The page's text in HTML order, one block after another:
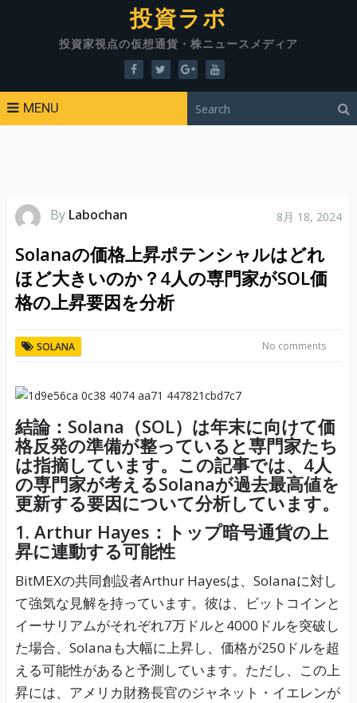
投資ラボ
投資家視点の仮想通貨・株ニュースメディア
MENU
By Labochan 8月 18, 2024
Solanaの価格上昇ポテンシャルはどれ
ほど大きいのか？4人の専門家がSOL価
格の上昇要因を分析
SOLANA No comments
結論：Solana（SOL）は年末に向けて価
格反発の準備が整っていると専門家たち
は指摘しています。この記事では、4人
の専門家が考えるSolanaが過去最高値を
更新する要因について分析しています。
1. Arthur Hayes：トップ暗号通貨の上
昇に連動する可能性
BitMEXの共同創設者Arthur Hayesは、Solanaに対し
て強気な見解を持っています。彼は、ビットコインと
イーサリアムがそれぞれ7万ドルと4000ドルを突破し
た場合、Solanaも大幅に上昇し、価格が250ドルを超
える可能性があると予測しています。ただし、この上
昇には、アメリカ財務長官のジャネット・イエレンが